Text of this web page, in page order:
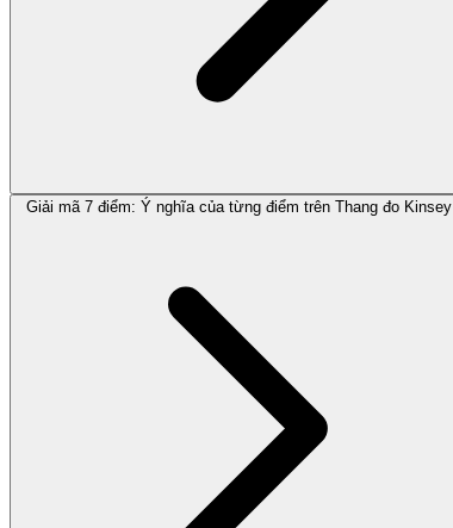
Giải mã 7 điểm: Ý nghĩa của từng điểm trên Thang đo Kinsey